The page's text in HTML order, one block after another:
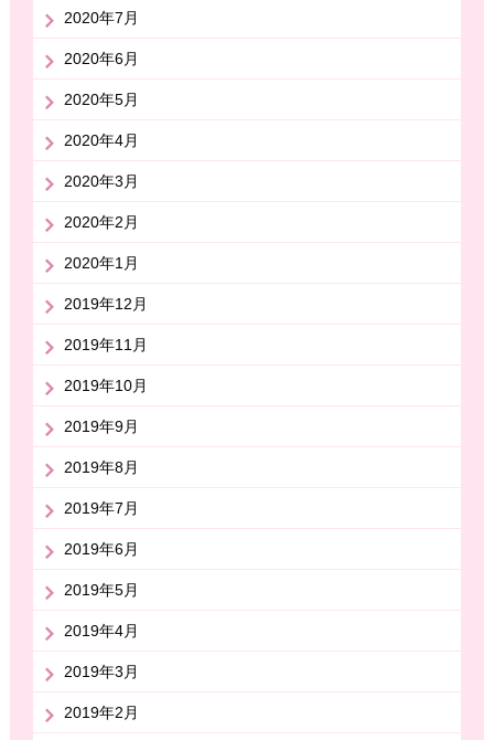
2020年7月
2020年6月
2020年5月
2020年4月
2020年3月
2020年2月
2020年1月
2019年12月
2019年11月
2019年10月
2019年9月
2019年8月
2019年7月
2019年6月
2019年5月
2019年4月
2019年3月
2019年2月